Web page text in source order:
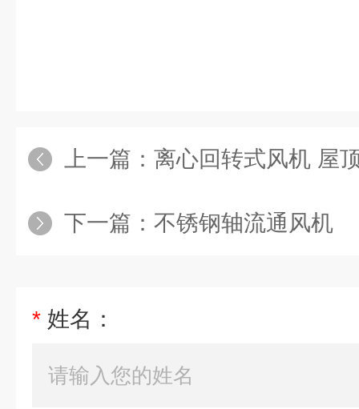
上一篇： 离心回转式风机 屋
下一篇： 不锈钢轴流通风机
* 姓名：